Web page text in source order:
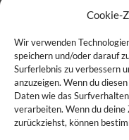
Cookie-
Wir verwenden
speichern und/oder darauf
Surferlebnis zu verbessern
anzuzeigen. Wenn du
Daten wie das
verarbeiten. Wenn du
zurückziehst, können